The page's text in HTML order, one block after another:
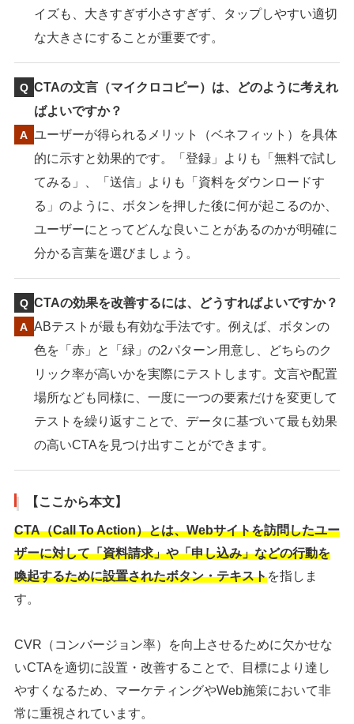
イズも、大きすぎず小さすぎず、タップしやすい適切
な大きさにすることが重要です。
CTAの文言（マイクロコピー）は、どのように考えれ
ばよいですか？
ユーザーが得られるメリット（ベネフィット）を具体
的に示すと効果的です。「登録」よりも「無料で試し
てみる」、「送信」よりも「資料をダウンロードす
る」のように、ボタンを押した後に何が起こるのか、
ユーザーにとってどんな良いことがあるのかが明確に
分かる言葉を選びましょう。
CTAの効果を改善するには、どうすればよいですか？
ABテストが最も有効な手法です。例えば、ボタンの
色を「赤」と「緑」の2パターン用意し、どちらのク
リック率が高いかを実際にテストします。文言や配置
場所なども同様に、一度に一つの要素だけを変更して
テストを繰り返すことで、データに基づいて最も効果
の高いCTAを見つけ出すことができます。
【ここから本文】
CTA（Call To Action）とは、Webサイトを訪問したユー
ザーに対して「資料請求」や「申し込み」などの行動を
喚起するために設置されたボタン・テキストを指しま
す。
CVR（コンバージョン率）を向上させるために欠かせな
いCTAを適切に設置・改善することで、目標により達し
やすくなるため、マーケティングやWeb施策において非
常に重視されています。